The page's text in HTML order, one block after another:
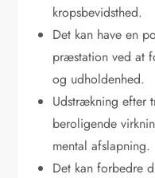
kropsbevidsthed.
Det kan have en
præstation ved at
og udholdenhed.
Udstrækning efter
beroligende
mental afslapning.
Det kan forbedre